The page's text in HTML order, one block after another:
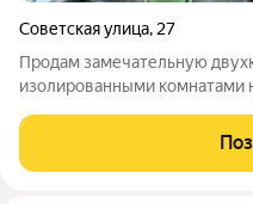
Советская улица, 27
Продам замечательную
изолированными комнатами
поликлиника, магазины,
пластиковые, чистый